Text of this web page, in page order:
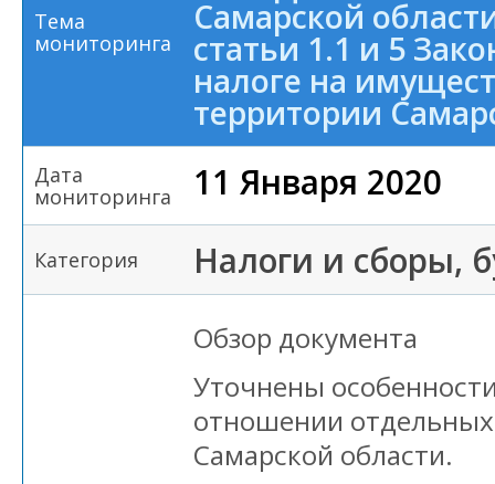
Тема
мониторинга
Самарской
статьи 1.1 и 5
налоге на
территории
Дата
мониторинга
11 Января 2020
Категория Налоги и сборы,
Обзор документа
Уточнены
отношении
Самарской области.